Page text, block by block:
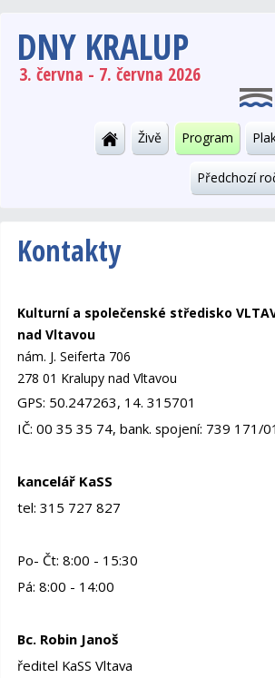
DNY KRALUP
3. června - 7. června 2026
Živě Program
Předchozí
Kontakty
Kulturní a společenské středisko
nad Vltavou
nám. J. Seiferta 706
278 01 Kralupy nad Vltavou
GPS: 50.247263, 14. 315701
IČ: 00 35 35 74, bank. spojení: 739 171/
kancelář KaSS
tel: 315 727 827
Po- Čt: 8:00 - 15:30
Pá: 8:00 - 14:00
Bc. Robin Janoš
ředitel KaSS Vltava